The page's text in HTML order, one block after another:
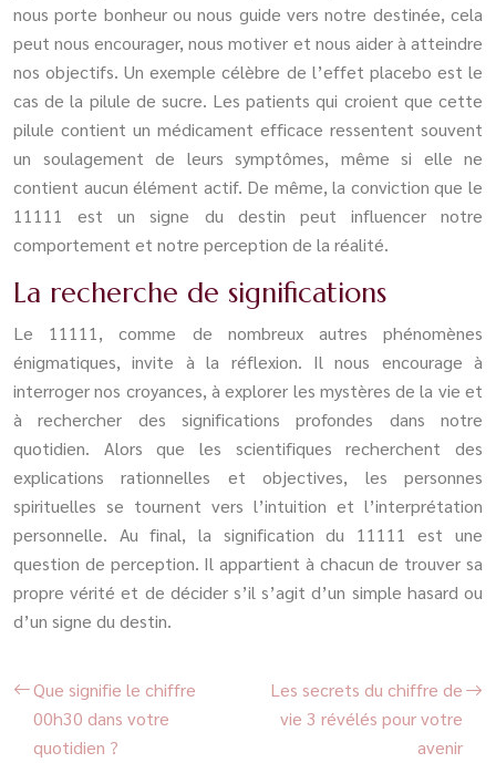
nous porte bonheur ou nous guide vers notre destinée, cela
peut nous encourager, nous motiver et nous aider à atteindre
nos objectifs. Un exemple célèbre de l’effet placebo est le
cas de la pilule de sucre. Les patients qui croient que cette
pilule contient un médicament efficace ressentent souvent
un soulagement de leurs symptômes, même si elle ne
contient aucun élément actif. De même, la conviction que le
11111 est un signe du destin peut influencer notre
comportement et notre perception de la réalité.
La recherche de significations
Le 11111, comme de nombreux autres phénomènes
énigmatiques, invite à la réflexion. Il nous encourage à
interroger nos croyances, à explorer les mystères de la vie et
à rechercher des significations profondes dans notre
quotidien. Alors que les scientifiques recherchent des
explications rationnelles et objectives, les personnes
spirituelles se tournent vers l’intuition et l’interprétation
personnelle. Au final, la signification du 11111 est une
question de perception. Il appartient à chacun de trouver sa
propre vérité et de décider s’il s’agit d’un simple hasard ou
d’un signe du destin.
Que signifie le chiffre
00h30 dans votre
quotidien ?
Les secrets du chiffre de
vie 3 révélés pour votre
avenir